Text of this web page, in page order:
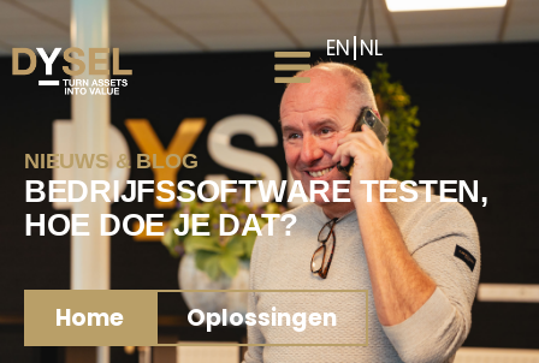
EN NL
NIEUWS & BLOG
BEDRIJFSSOFTWARE TESTEN,
HOE DOE JE DAT?
Home Oplossingen